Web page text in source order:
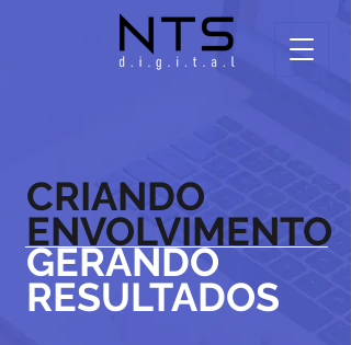
CRIANDO
ENVOLVIMENTO
GERANDO
RESULTADOS